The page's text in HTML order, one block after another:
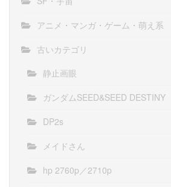
アニメ・マンガ・ゲーム・萌え系
古いカテゴリ
静止画眼
ガンダムSEED&SEED DESTINY
DP2s
メイドさん
hp 2760p／2710p